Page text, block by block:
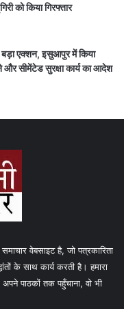
को किया गिरफ्तार
एक्शन, इसुआपुर में किया
और सीमेंटेड सुरक्षा कार्य का आदेश
वेबसाइट है, जो पत्रकारिता
के साथ कार्य करती है। हमारा
पाठकों तक पहुँचाना, वो भी